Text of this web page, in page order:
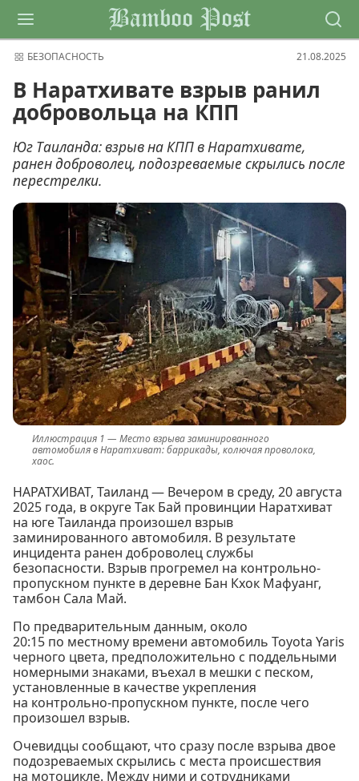
Bamboo Post
БЕЗОПАСНОСТЬ 21.08.2025
В Наратхивате взрыв ранил
добровольца на КПП
Юг Таиланда: взрыв на КПП в Наратхивате,
ранен доброволец, подозреваемые скрылись после
перестрелки.
Место взрыва заминированного
автомобиля в Наратхиват: баррикады, колючая проволока,
хаос.
НАРАТХИВАТ, Таиланд — Вечером в среду, 20 августа
2025 года, в округе Так Бай провинции Наратхиват
на юге Таиланда произошел взрыв
заминированного автомобиля. В результате
инцидента ранен доброволец службы
безопасности. Взрыв прогремел на контрольно-
пропускном пункте в деревне Бан Кхок Мафуанг,
тамбон Сала Май.
По предварительным данным, около
20:15 по местному времени автомобиль Toyota Yaris
черного цвета, предположительно с поддельными
номерными знаками, въехал в мешки с песком,
установленные в качестве укрепления
на контрольно-пропускном пункте, после чего
произошел взрыв.
Очевидцы сообщают, что сразу после взрыва двое
подозреваемых скрылись с места происшествия
на мотоцикле. Между ними и сотрудниками